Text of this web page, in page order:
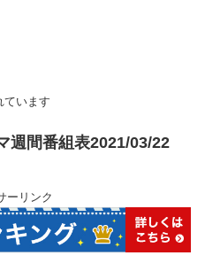
います
週間番組表2021/03/22
ーリンク